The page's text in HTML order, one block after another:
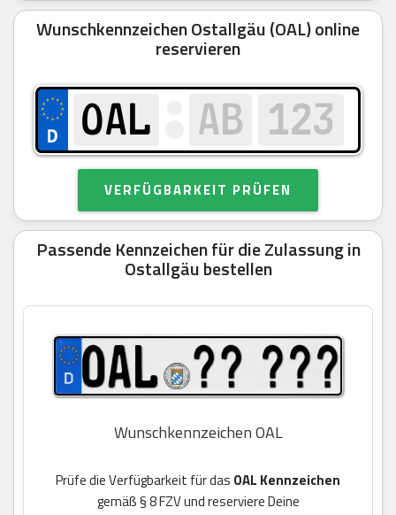
Wunschkennzeichen Ostallgäu (OAL) online
reservieren
VERFÜGBARKEIT PRÜFEN
Passende Kennzeichen für die Zulassung in
Ostallgäu bestellen
Wunschkennzeichen OAL
Prüfe die Verfügbarkeit für das OAL Kennzeichen
gemäß § 8 FZV und reserviere Deine